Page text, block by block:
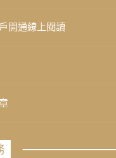
開通線上閱讀